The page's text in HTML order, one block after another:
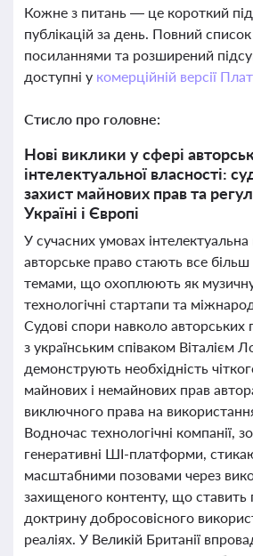
Кожне з питань — це короткий
публікацій за день. Повний
посиланнями та розширений
доступні у комерційній версії
Стисло про головне:
Нові виклики у сфері
інтелектуальної власності:
захист майнових прав та
Україні і Європі
У сучасних умовах інтелектуальна
авторське право стають все
темами, що охоплюють як музичну
технологічні стартапи та
Судові спори навколо авторських
з українським співаком Віталієм
демонструють необхідність
майнових і немайнових прав
виключного права на
Водночас технологічні компанії,
генеративні ШІ-платформи,
масштабними позовами через
захищеного контенту, що ставить
доктрину добросовісного
реаліях. У Великій Британії